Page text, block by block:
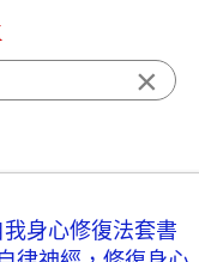
×
身心修復法套書